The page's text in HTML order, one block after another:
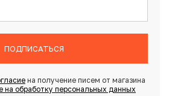
ПОДПИСАТЬСЯ
на получение писем от магазина
на обработку персональных данных